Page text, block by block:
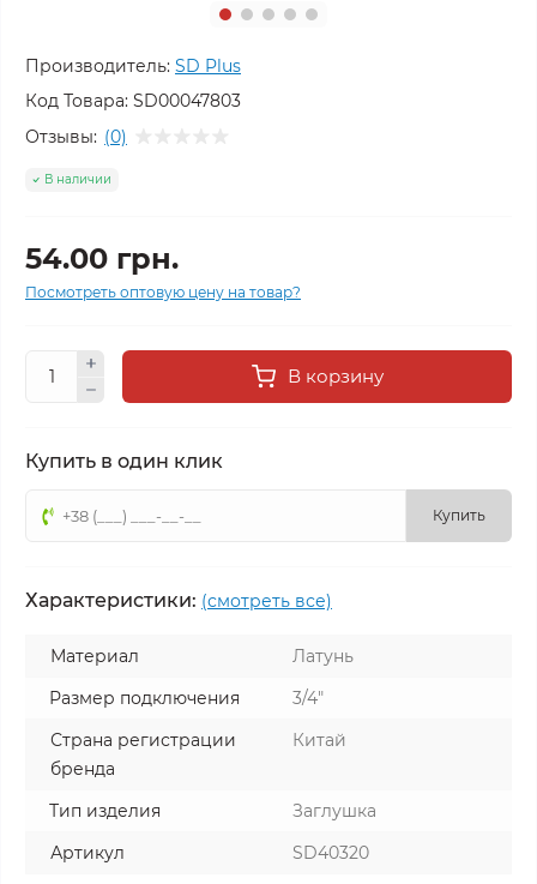
Производитель: SD Plus
Код Товара: SD00047803
Отзывы: (0)
В наличии
54.00 грн.
Посмотреть оптовую цену на товар?
В корзину
Купить в один клик
Купить
Характеристики: (смотреть все)
Материал
Латунь
Размер подключения
3/4"
Страна регистрации
бренда
Китай
Тип изделия
Заглушка
Артикул
SD40320